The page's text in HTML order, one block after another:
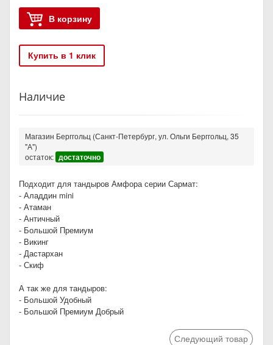
В корзину
Купить в 1 клик
Наличие
Магазин Берггольц (Санкт-Петербург, ул. Ольги Берггольц, 35
"А")
остаток: достаточно
Подходит для тандыров Амфора серии Сармат:
- Аладдин mini
- Атаман
- Античный
- Большой Премиум
- Викинг
- Дастархан
- Скиф
А так же для тандыров:
- Большой Удобный
- Большой Премиум Добрый
Следующий товар